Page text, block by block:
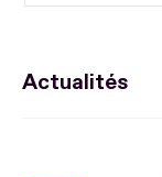
Actualités